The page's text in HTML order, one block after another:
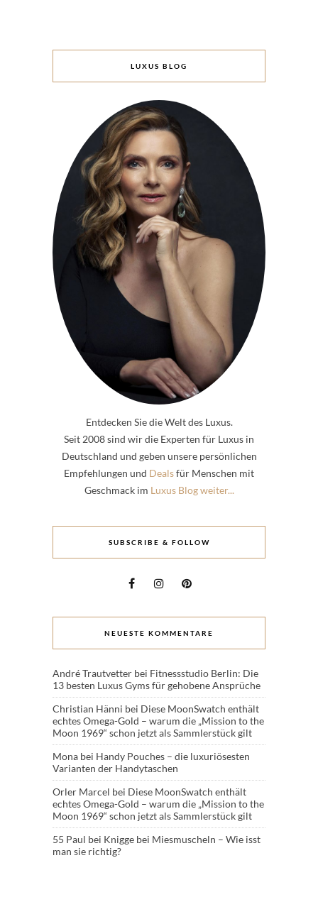
LUXUS BLOG
Entdecken Sie die Welt des Luxus.
Seit 2008 sind wir die Experten für Luxus in
Deutschland und geben unsere persönlichen
Empfehlungen und Dealsfür Menschen mit
Geschmack im Luxus Blog weiter...
SUBSCRIBE & FOLLOW
NEUESTE KOMMENTARE
André Trautvetter bei Fitnessstudio Berlin: Die
13 besten Luxus Gyms für gehobene Ansprüche
Christian Hänni bei Diese MoonSwatch enthält
echtes Omega-Gold – warum die „Mission to the
Moon 1969“ schon jetzt als Sammlerstück gilt
Mona bei Handy Pouches – die luxuriösesten
Varianten der Handytaschen
Orler Marcel bei Diese MoonSwatch enthält
echtes Omega-Gold – warum die „Mission to the
Moon 1969“ schon jetzt als Sammlerstück gilt
55 Paul bei Knigge bei Miesmuscheln – Wie isst
man sie richtig?